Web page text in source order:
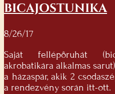
BICAJOSTUNIKA
8/26/17
Saját fellépőruhát
akrobatikára alkalmas
a házaspár, akik 2
a rendezvény során itt-ott.